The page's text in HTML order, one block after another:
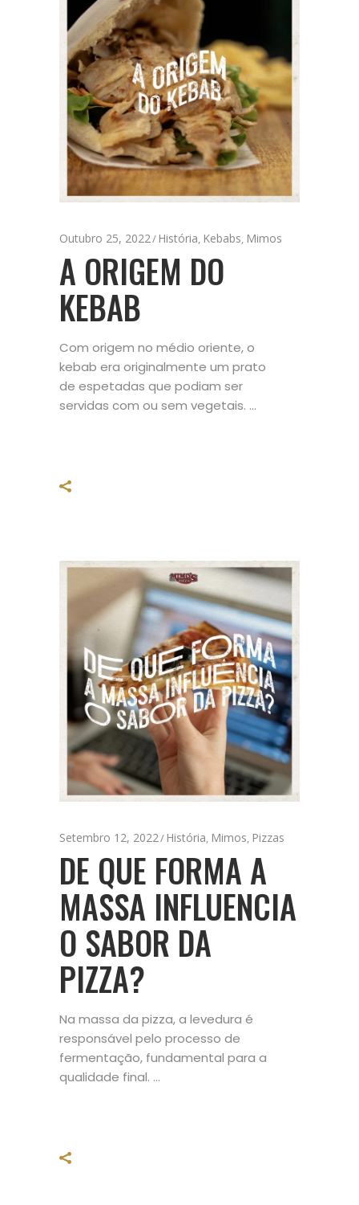
Outubro 25, 2022 História, Kebabs, Mimos
A ORIGEM DO
KEBAB
Com origem no médio oriente, o
kebab era originalmente um prato
de espetadas que podiam ser
servidas com ou sem vegetais.
Setembro 12, 2022 História, Mimos, Pizzas
DE QUE FORMA A
MASSA INFLUENCIA
O SABOR DA
PIZZA?
Na massa da pizza, a levedura é
responsável pelo processo de
fermentação, fundamental para a
qualidade final.